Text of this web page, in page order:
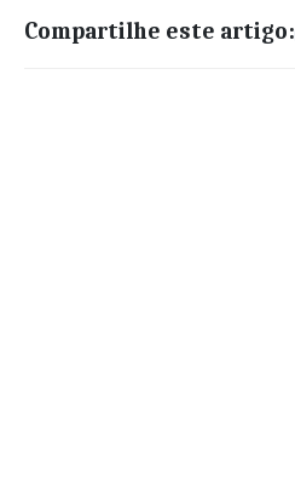
Compartilhe este artigo: